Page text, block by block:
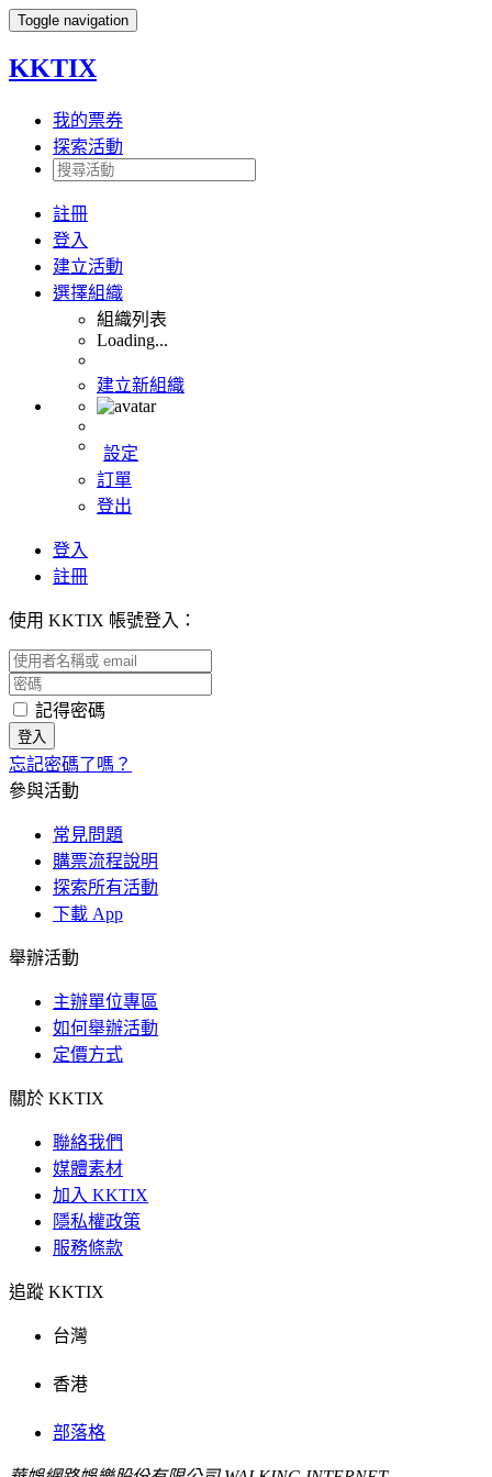
Toggle navigation
KKTIX
我的票券
探索活動
註冊
登入
建立活動
選擇組織
組織列表
Loading...
建立新組織
設定
訂單
登出
登入
註冊
使用 KKTIX 帳號登入：
記得密碼
忘記密碼了嗎？
參與活動
常見問題
購票流程說明
探索所有活動
下載 App
舉辦活動
主辦單位專區
如何舉辦活動
定價方式
關於 KKTIX
聯絡我們
媒體素材
加入 KKTIX
隱私權政策
服務條款
追蹤 KKTIX
台灣
香港
部落格